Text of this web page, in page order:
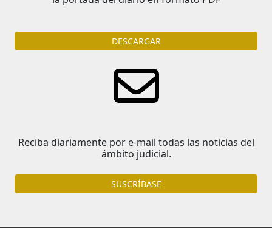
DESCARGAR
Reciba diariamente por e-mail todas las noticias del
ámbito judicial.
SUSCRÍBASE